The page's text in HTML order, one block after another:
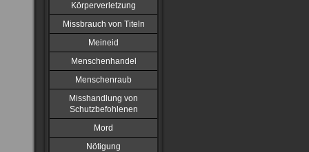
Körperverletzung
Missbrauch von Titeln
Meineid
Menschenhandel
Menschenraub
Misshandlung von
Schutzbefohlenen
Mord
Nötigung